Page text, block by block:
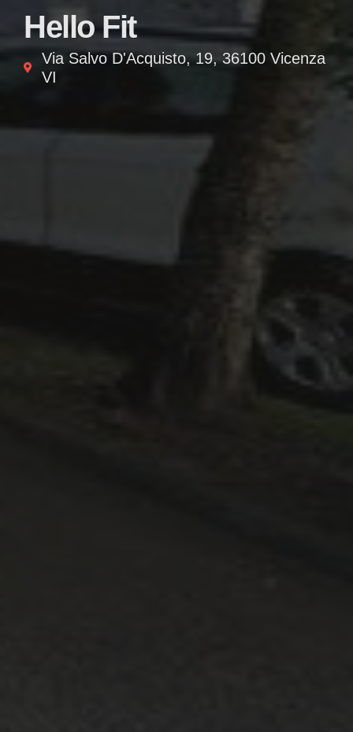
Hello Fit
Via Salvo D'Acquisto, 19, 36100 Vicenza
VI